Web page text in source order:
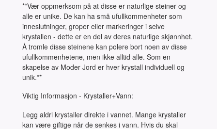
**Vær oppmerksom på at disse er naturlige steiner og
alle er unike. De kan ha små ufullkommenheter som
inneslutninger, groper eller markeringer i selve
krystallen - dette er en del av deres naturlige skjønnhet.
Å tromle disse steinene kan polere bort noen av disse
ufullkommenhetene, men ikke alltid alle. Som en
skapelse av Moder Jord er hver krystall individuell og
unik.**
Viktig Informasjon - Krystaller+Vann:
Legg aldri krystaller direkte i vannet. Mange krystaller
kan være giftige når de senkes i vann. Hvis du skal